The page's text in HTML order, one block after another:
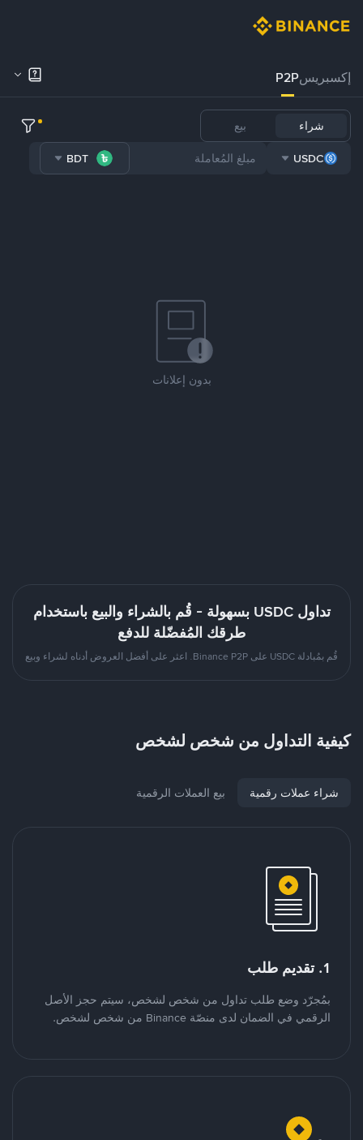
إكسبريسP2P
شراء بيع
USDC
BDT
بدون إعلانات
تداول USDC بسهولة - قُم بالشراء والبيع باستخدام
طرقك المُفضّلة للدفع
قُم بمُبادلة USDC على Binance P2P. اعثر على أفضل العروض أدناه لشراء وبيع
كيفية التداول من شخص لشخص
شراء عملات رقمية بيع العملات الرقمية
1. تقديم طلب
بمُجرّد وضع طلب تداول من شخص لشخص، سيتم حجز الأصل
الرقمي في الضمان لدى منصّة Binance من شخص لشخص.